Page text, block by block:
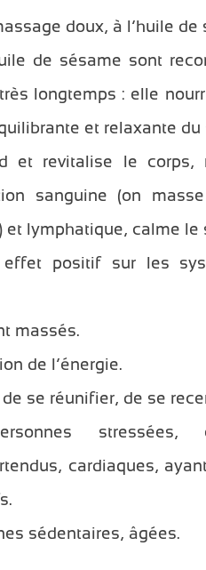
doux, à l’huile de
de sésame sont
longtemps : elle
et relaxante du
et revitalise le corps,
sanguine (on
et lymphatique, calme le
positif sur les
massés.
de l’énergie.
se réunifier, de se
stressées,
cardiaques,
sédentaires, âgées.